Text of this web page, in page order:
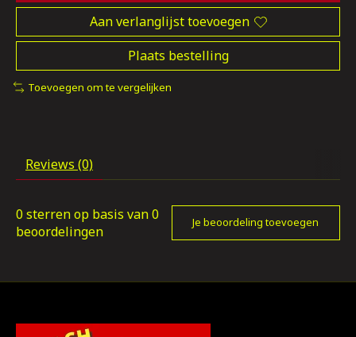
Aan verlanglijst toevoegen
Plaats bestelling
Toevoegen om te vergelijken
Reviews (0)
0 sterren op basis van0
beoordelingen
Je beoordeling toevoegen